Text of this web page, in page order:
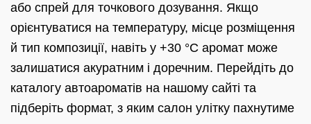
або спрей для точкового дозування. Якщо
орієнтуватися на температуру, місце розміщення
й тип композиції, навіть у +30 °C аромат може
залишатися акуратним і доречним. Перейдіть до
каталогу автоароматів на нашому сайті та
підберіть формат, з яким салон улітку пахнутиме